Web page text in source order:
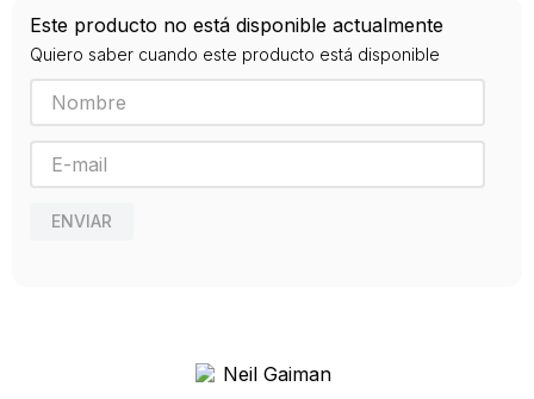
2012
Este producto no está disponible actualmente
Quiero saber cuando este producto está disponible
ENVIAR